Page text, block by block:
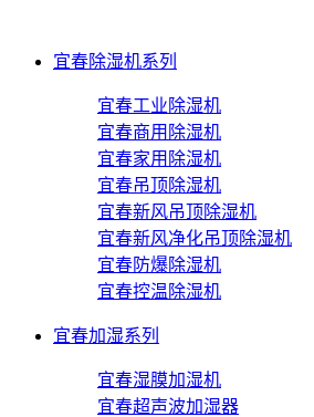
宜春除湿机系列
宜春工业除湿机
宜春商用除湿机
宜春家用除湿机
宜春吊顶除湿机
宜春新风吊顶除湿机
宜春新风净化吊顶除湿机
宜春防爆除湿机
宜春控温除湿机
宜春加湿系列
宜春湿膜加湿机
宜春超声波加湿器